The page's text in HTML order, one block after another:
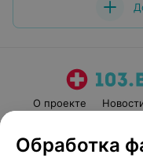
О проекте
Обработка